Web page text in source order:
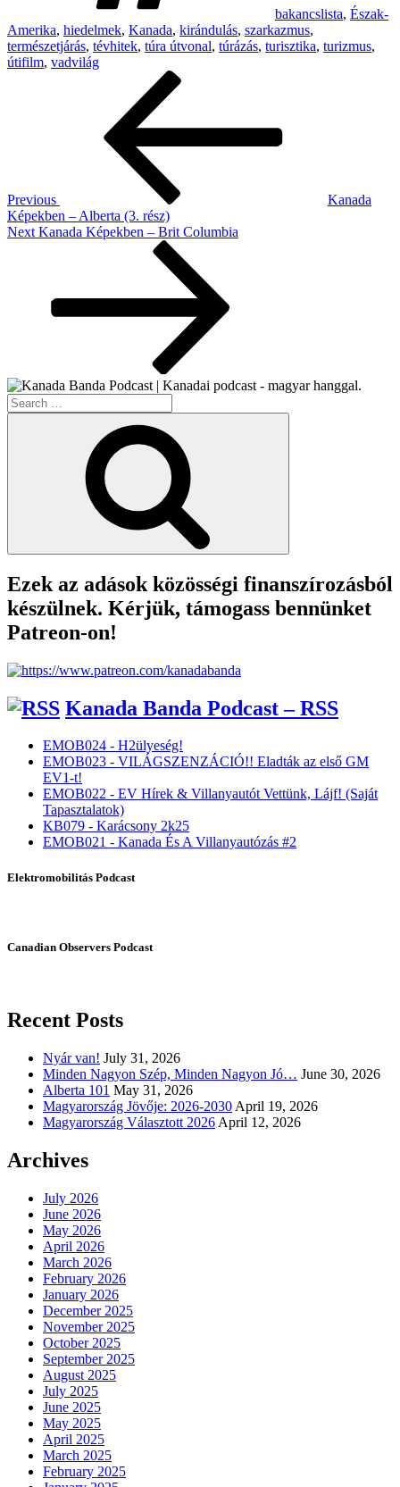
bakancslista, Észak-
Amerika, hiedelmek, Kanada, kirándulás, szarkazmus,
természetjárás, tévhitek, túra útvonal, túrázás, turisztika, turizmus,
útifilm, vadvilág
Previous
Kanada
Képekben – Alberta (3. rész)
Next
Next Kanada Képekben – Brit Columbia
Search
for:
Ezek az adások közösségi finanszírozásból
készülnek. Kérjük, támogass bennünket
Patreon-on!
Kanada Banda Podcast – RSS
EMOB024 - H2ülyeség!
EMOB023 - VILÁGSZENZÁCIÓ!! Eladták az első GM
EV1-t!
EMOB022 - EV Hírek & Villanyautót Vettünk, Lájf! (Saját
Tapasztalatok)
KB079 - Karácsony 2k25
EMOB021 - Kanada És A Villanyautózás #2
Elektromobilitás Podcast
Canadian Observers Podcast
Recent Posts
Nyár van! July 31, 2026
Minden Nagyon Szép, Minden Nagyon Jó… June 30, 2026
Alberta 101 May 31, 2026
Magyarország Jövője: 2026-2030 April 19, 2026
Magyarország Választott 2026 April 12, 2026
Archives
July 2026
June 2026
May 2026
April 2026
March 2026
February 2026
January 2026
December 2025
November 2025
October 2025
September 2025
August 2025
July 2025
June 2025
May 2025
April 2025
March 2025
February 2025